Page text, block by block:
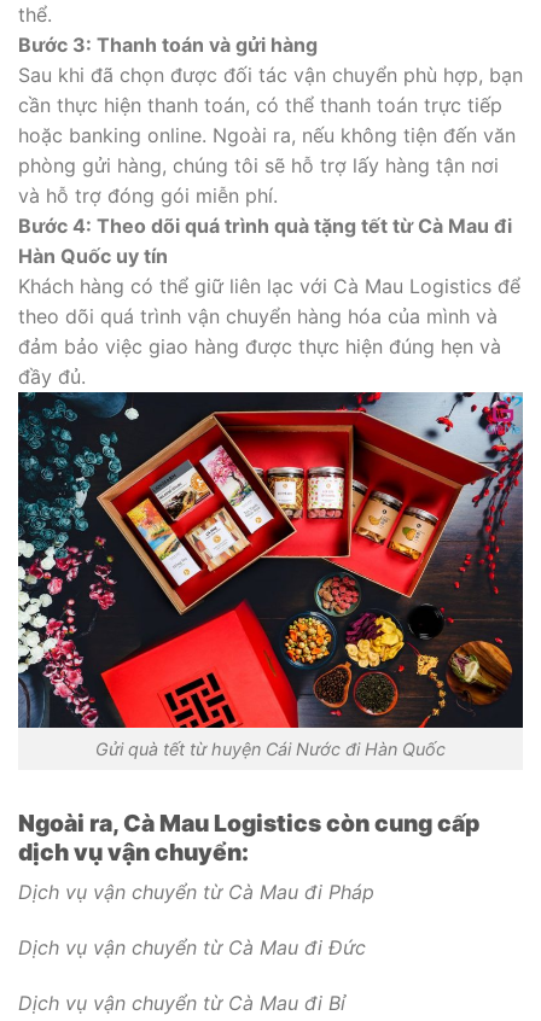
thể.
Bước 3: Thanh toán và gửi hàng
Sau khi đã chọn được đối tác vận chuyển phù hợp, bạn
cần thực hiện thanh toán, có thể thanh toán trực tiếp
hoặc banking online. Ngoài ra, nếu không tiện đến văn
phòng gửi hàng, chúng tôi sẽ hỗ trợ lấy hàng tận nơi
và hỗ trợ đóng gói miễn phí.
Bước 4: Theo dõi quá trình quà tặng tết từ Cà Mau đi
Hàn Quốc uy tín
Khách hàng có thể giữ liên lạc với Cà Mau Logistics để
theo dõi quá trình vận chuyển hàng hóa của mình và
đảm bảo việc giao hàng được thực hiện đúng hẹn và
đầy đủ.
Gửi quà tết từ huyện Cái Nước đi Hàn Quốc
Ngoài ra, Cà Mau Logistics còn cung cấp
dịch vụ vận chuyển:
Dịch vụ vận chuyển từ Cà Mau đi Pháp
Dịch vụ vận chuyển từ Cà Mau đi Đức
Dịch vụ vận chuyển từ Cà Mau đi Bỉ